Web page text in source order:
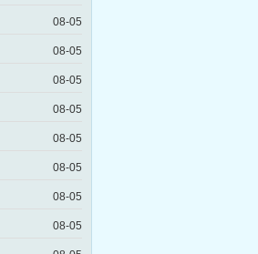
08-05
08-05
08-05
08-05
08-05
08-05
08-05
08-05